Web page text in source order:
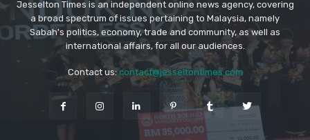
Jesselton Times is an independent online news agency, covering
a broad spectrum of issues pertaining to Malaysia, namely
Sabah's politics, economy, trade and community, as well as
international affairs, for all our audiences.
Contact us:contact@jesseltontimes.com